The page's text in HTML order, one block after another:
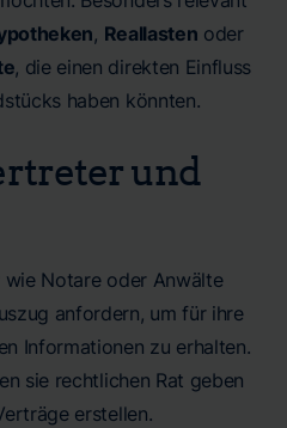
, Reallasten oder
, die einen direkten Einfluss
haben könnten.
und
wie Notare oder Anwälte
anfordern, um für ihre
Informationen zu erhalten.
sie rechtlichen Rat geben
erstellen.